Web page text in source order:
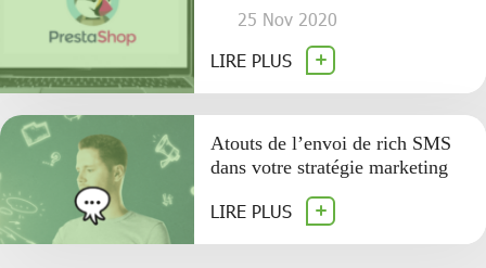
25 Nov 2020
LIRE PLUS
Atouts de l’envoi de rich SMS
dans votre stratégie marketing
LIRE PLUS